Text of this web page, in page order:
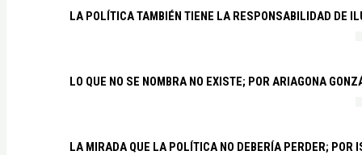
LA POLÍTICA TAMBIÉN TIENE LA RESPONSABILIDAD DE
LO QUE NO SE NOMBRA NO EXISTE; POR ARIAGONA
LA MIRADA QUE LA POLÍTICA NO DEBERÍA PERDER; POR